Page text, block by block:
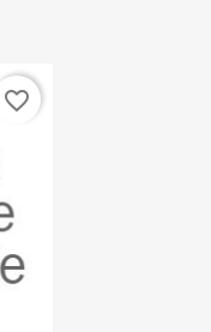
favorite_border